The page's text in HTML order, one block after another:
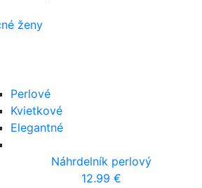
ženy
Perlové
Kvietkové
Elegantné
Náhrdelník perlový
12.99 €